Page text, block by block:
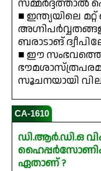
സമ്മർദ്ദത്താൽ
■ ഇന്ത്യയിലെ മറ്റ്
ബരാടാങ്
■ ഈ
സൂചനയായി
CA-1610
ഡി.ആർ.ഡി.ഒ
ഏതാണ് ?